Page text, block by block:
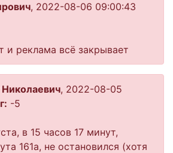
, 2022-08-06 09:00:43
и реклама всё закрывает
, 2022-08-05
-5
в 15 часов 17 минут,
161а, не остановился (хотя